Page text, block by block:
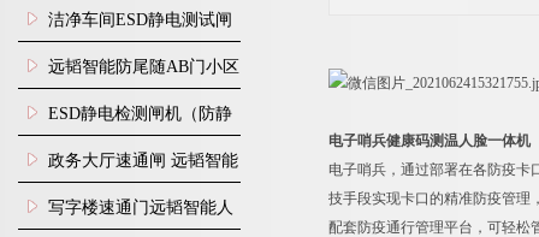
闸安装
洁净车间ESD静电测试闸
机
远韬智能防尾随AB门小区
门禁闸机安装
​ESD静电检测闸机（防静
电门禁通道系统）
政务大厅速通闸 远韬智能
防尾随静音速通门
写字楼速通门远韬智能人
电子哨兵健康码测温人脸一体机
电子哨兵，通过部署在各防疫卡
技手段实现卡口的精准防疫管理
配套防疫通行管理平台，可轻松